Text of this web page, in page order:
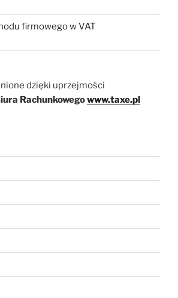
firmowego w VAT
dzięki uprzejmości
Rachunkowegowww.taxe.pl